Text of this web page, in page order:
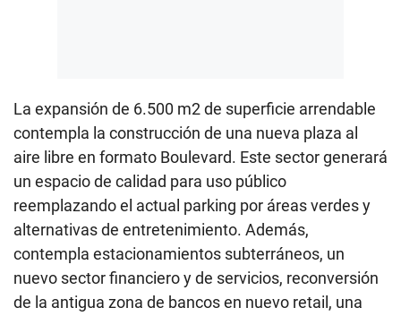
La expansión de 6.500 m2 de superficie arrendable
contempla la construcción de una nueva plaza al
aire libre en formato Boulevard. Este sector generará
un espacio de calidad para uso público
reemplazando el actual parking por áreas verdes y
alternativas de entretenimiento. Además,
contempla estacionamientos subterráneos, un
nuevo sector financiero y de servicios, reconversión
de la antigua zona de bancos en nuevo retail, una